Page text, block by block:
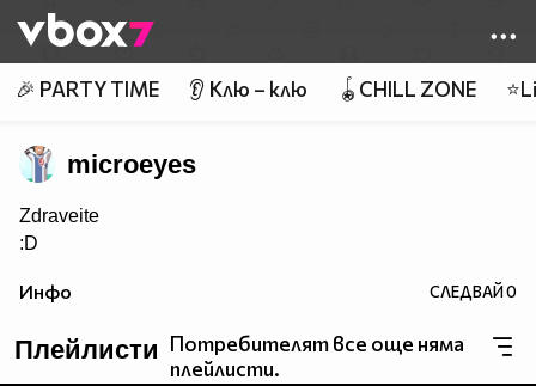
👾
🎉 PARTY TIME 👂 Клю – клю 🪀CHILL ZONE
microeyes
Zdraveite
:D
Инфо СЛЕДВАЙ0
Плейлисти Потребителят все още няма
плейлисти.